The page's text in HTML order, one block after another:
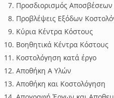
Προσδιορισμός
Προβλέψεις Εξόδων
Κύρια Κέντρα Κόστους
Βοηθητικά Κέντρα Κόστους
Κοστολόγηση κατά έργο
Αποθήκη Α Υλών
Αποθήκη και Κοστολόγηση